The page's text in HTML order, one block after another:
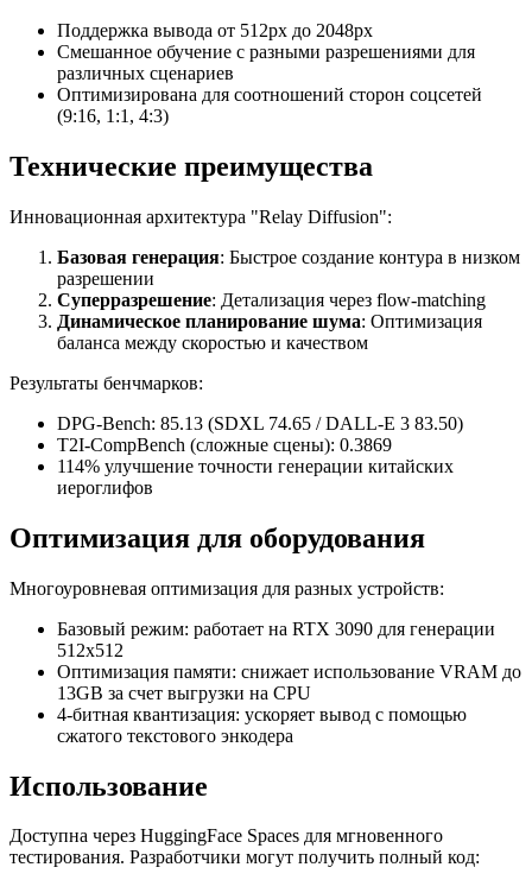
Поддержка вывода от 512px до 2048px
Смешанное обучение с разными разрешениями для
различных сценариев
Оптимизирована для соотношений сторон соцсетей
(9:16, 1:1, 4:3)
Технические преимущества
Инновационная архитектура "Relay Diffusion":
Базовая генерация: Быстрое создание контура в низком
разрешении
Суперразрешение: Детализация через flow-matching
Динамическое планирование шума: Оптимизация
баланса между скоростью и качеством
Результаты бенчмарков:
DPG-Bench: 85.13 (SDXL 74.65 / DALL-E 3 83.50)
T2I-CompBench (сложные сцены): 0.3869
114% улучшение точности генерации китайских
иероглифов
Оптимизация для оборудования
Многоуровневая оптимизация для разных устройств:
Базовый режим: работает на RTX 3090 для генерации
512x512
Оптимизация памяти: снижает использование VRAM до
13GB за счет выгрузки на CPU
4-битная квантизация: ускоряет вывод с помощью
сжатого текстового энкодера
Использование
Доступна через HuggingFace Spaces для мгновенного
тестирования. Разработчики могут получить полный код: